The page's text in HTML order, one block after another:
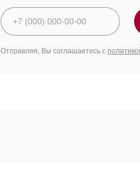
Отправляя, Вы соглашаетесь с